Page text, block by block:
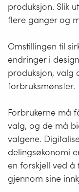
produksjon. Slik
flere ganger og
Omstillingen til
endringer i
produksjon, valg
forbruksmønster.
Forbrukerne må
valg, og de må
valgene.
delingsøkonomi
en forskjell ved
gjennom sine